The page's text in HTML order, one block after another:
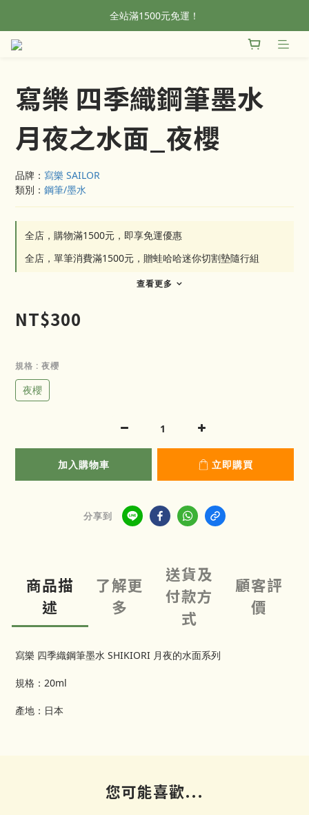
全站滿1500元免運！
全站滿1500元免運！
加入會員，首單輸入折扣碼NEWFROG，滿800現折50
寫樂 四季織鋼筆墨水
月夜之水面_夜櫻
品牌： 寫樂 SAILOR
類別： 鋼筆/墨水
全店，購物滿1500元，即享免運優惠
全店，單筆消費滿1500元，贈蛙哈哈迷你切割墊隨行組
查看更多
NT$300
規格 : 夜櫻
夜櫻
加入購物車 立即購買
分享到
商品描
述
了解更
多
送貨及
付款方
式
顧客評
價
寫樂 四季織鋼筆墨水 SHIKIORI 月夜的水面系列
規格：20ml
產地：日本
您可能喜歡...